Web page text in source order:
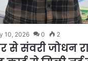
10, 2026 0 2
से संवरी जोधन